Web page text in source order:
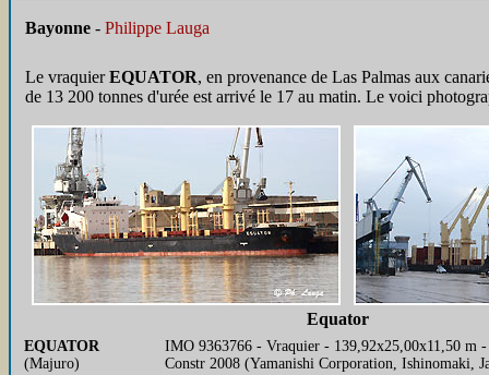
Bayonne - Philippe Lauga
Le vraquierEQUATOR, en provenance de Las Palmas aux
de 13 200 tonnes d'urée est arrivé le 17 au matin. Le voici
Equator
EQUATOR
(Majuro)
IMO 9363766 - Vraquier - 139,92x25,00x11,50
Constr 2008 (Yamanishi Corporation, Ishinomaki,